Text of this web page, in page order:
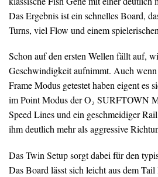
Das Ergebnis ist ein schnelles Board,
Turns, viel Flow und einem
Schon auf den ersten Wellen fällt auf,
Geschwindigkeit aufnimmt. Auch
Frame Modus getestet haben eigent es
im Point Modus der O₂ SURFTOWN
Speed Lines und ein geschmeidiger
ihm deutlich mehr als aggressive
Das Twin Setup sorgt dabei für den
Das Board lässt sich leicht aus dem